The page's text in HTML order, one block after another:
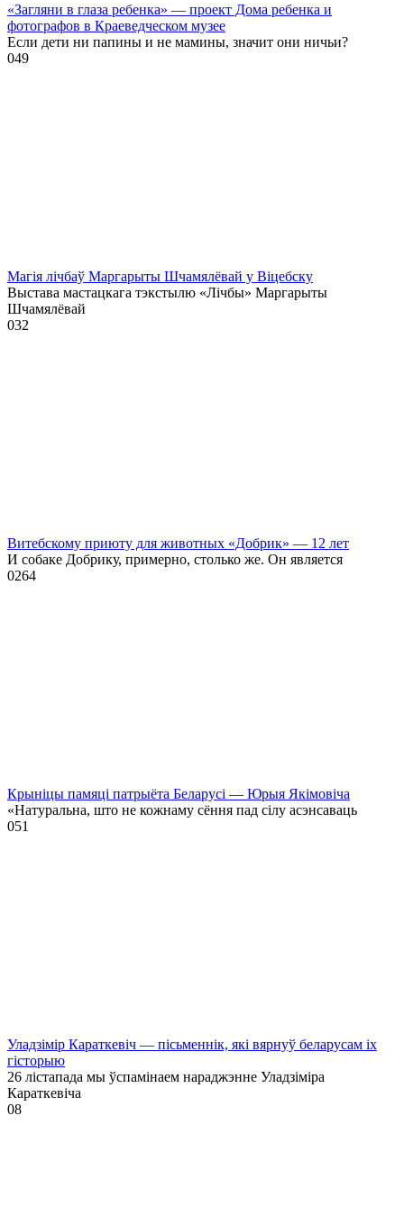
«Загляни в глаза ребенка» — проект Дома ребенка и
фотографов в Краеведческом музее
Если дети ни папины и не мамины, значит они ничьи?
049
Магія лічбаў Маргарыты Шчамялёвай у Віцебску
Выстава мастацкага тэкстылю «Лічбы» Маргарыты
Шчамялёвай
032
Витебскому приюту для животных «Добрик» — 12 лет
И собаке Добрику, примерно, столько же. Он является
0264
Крыніцы памяці патрыёта Беларусі — Юрыя Якімовіча
«Натуральна, што не кожнаму сёння пад сілу асэнсаваць
051
Уладзімір Караткевіч — пісьменнік, які вярнуў беларусам іх
гісторыю
26 лістапада мы ўспамінаем нараджэнне Уладзіміра
Караткевіча
08